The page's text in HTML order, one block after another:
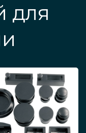
для